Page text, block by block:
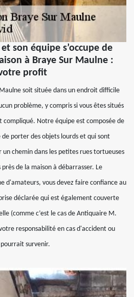
son équipe s’occupe de
à Braye Sur Maulne :
profit
soit située dans un endroit difficile
problème, y compris si vous êtes situés
compliqué. Notre équipe est composée de
porter des objets lourds et qui sont
chemin dans les petites rues tortueuses
de la maison à débarrasser. Le
d'amateurs, vous devez faire confiance au
déclarée qui est également couverte
(comme c’est le cas de Antiquaire M.
responsabilité en cas d'accident ou
survenir.